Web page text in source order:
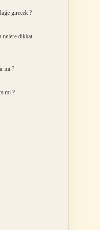
girecek ?
nelere dikkat
mi ?
mı ?